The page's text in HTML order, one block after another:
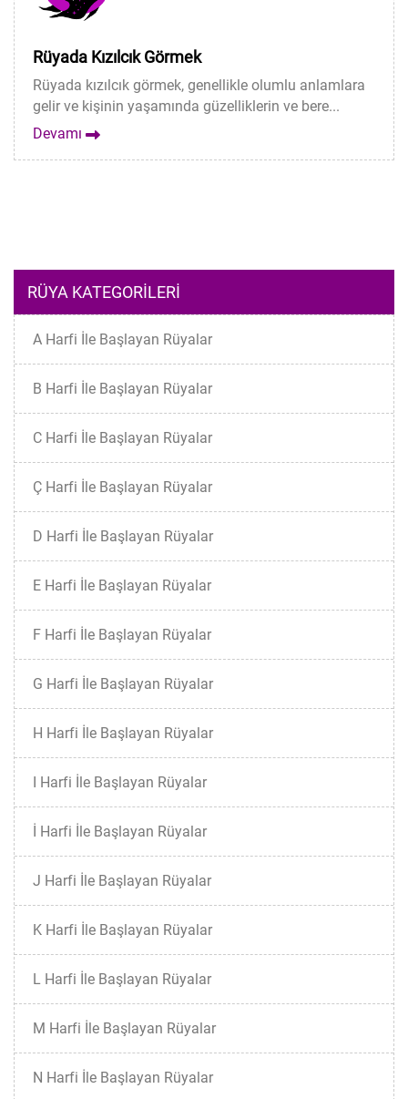
Rüyada Kızılcık Görmek
Rüyada kızılcık görmek, genellikle olumlu anlamlara
gelir ve kişinin yaşamında güzelliklerin ve bere...
Devamı
RÜYA KATEGORILERI
A Harfi İle Başlayan Rüyalar
B Harfi İle Başlayan Rüyalar
C Harfi İle Başlayan Rüyalar
Ç Harfi İle Başlayan Rüyalar
D Harfi İle Başlayan Rüyalar
E Harfi İle Başlayan Rüyalar
F Harfi İle Başlayan Rüyalar
G Harfi İle Başlayan Rüyalar
H Harfi İle Başlayan Rüyalar
I Harfi İle Başlayan Rüyalar
İ Harfi İle Başlayan Rüyalar
J Harfi İle Başlayan Rüyalar
K Harfi İle Başlayan Rüyalar
L Harfi İle Başlayan Rüyalar
M Harfi İle Başlayan Rüyalar
N Harfi İle Başlayan Rüyalar